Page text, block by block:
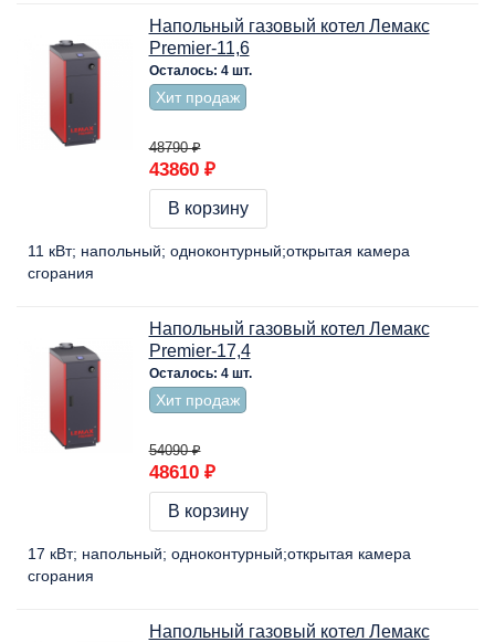
Напольный газовый котел Лемакс
Premier-11,6
Осталось: 4 шт.
Хит продаж
48790 ₽
43860 ₽
В корзину
11 кВт напольный одноконтурный открытая камера
сгорания
Напольный газовый котел Лемакс
Premier-17,4
Осталось: 4 шт.
Хит продаж
54090 ₽
48610 ₽
В корзину
17 кВт напольный одноконтурный открытая камера
сгорания
Напольный газовый котел Лемакс